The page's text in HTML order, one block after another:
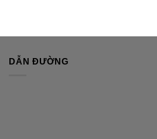
DẪN ĐƯỜNG